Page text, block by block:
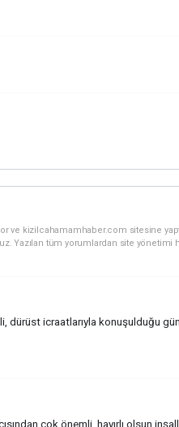
ve kizilcahamamhaber.com sitesine
Yazılan tüm yorumlardan site
dürüst icraatlarıyla konuşulduğu
çok önemli, hayırlı olsun